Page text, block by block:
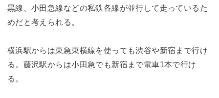
黒線、小田急線などの私鉄各線が並行して走っているた
めだと考えられる。
横浜駅からは東急東横線を使っても渋谷や新宿まで行け
る。藤沢駅からは小田急でも新宿まで電車1本で行け
る。